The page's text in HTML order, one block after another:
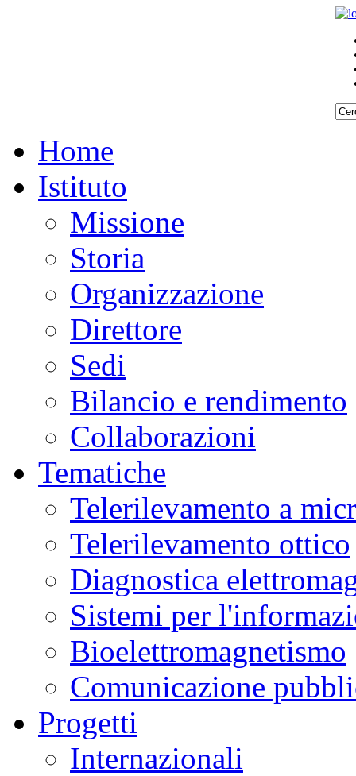
Home
Istituto
Missione
Storia
Organizzazione
Direttore
Sedi
Bilancio e rendimento
Collaborazioni
Tematiche
Telerilevamento a
Telerilevamento ottico
Diagnostica
Sistemi per
Bioelettromagnetismo
Comunicazione
Progetti
Internazionali